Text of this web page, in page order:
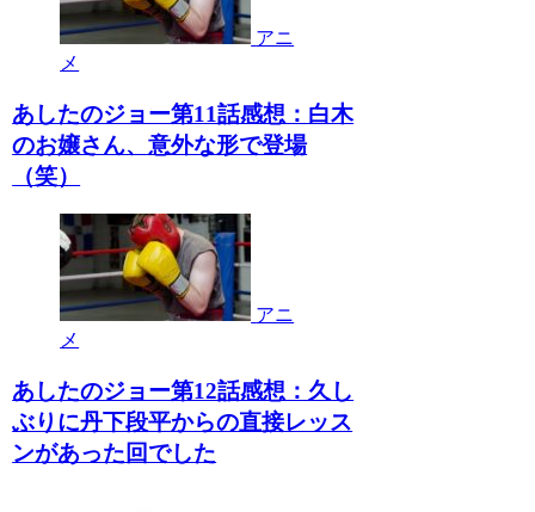
アニ
メ
あしたのジョー第11話感想：白木
のお嬢さん、意外な形で登場
（笑）
アニ
メ
あしたのジョー第12話感想：久し
ぶりに丹下段平からの直接レッス
ンがあった回でした